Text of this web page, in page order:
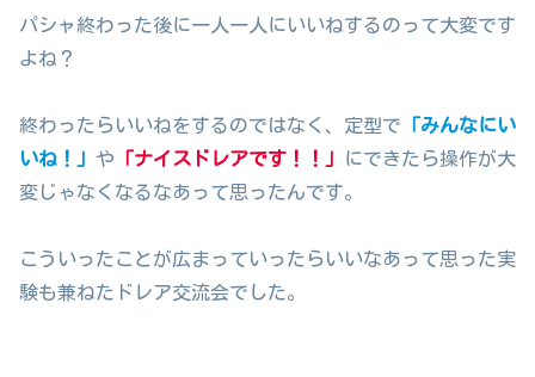
パシャ終わった後に一人一人にいいねするのって大変です
よね？
終わったらいいねをするのではなく、定型で 「みんなにい
いね！」 や 「ナイスドレアです！！」
にできたら操作が大
変じゃなくなるなあって思ったんです。
こういったことが広まっていったらいいなあって思った実
験も兼ねたドレア交流会でした。